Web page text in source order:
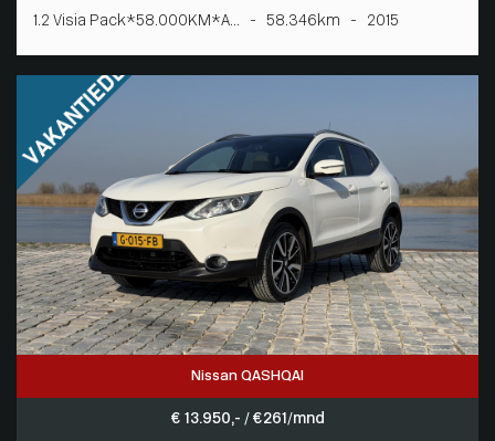
1.2 Visia Pack*58.000KM*A... - 58.346km - 2015
Nissan QASHQAI
€ 13.950,- / € 261/mnd